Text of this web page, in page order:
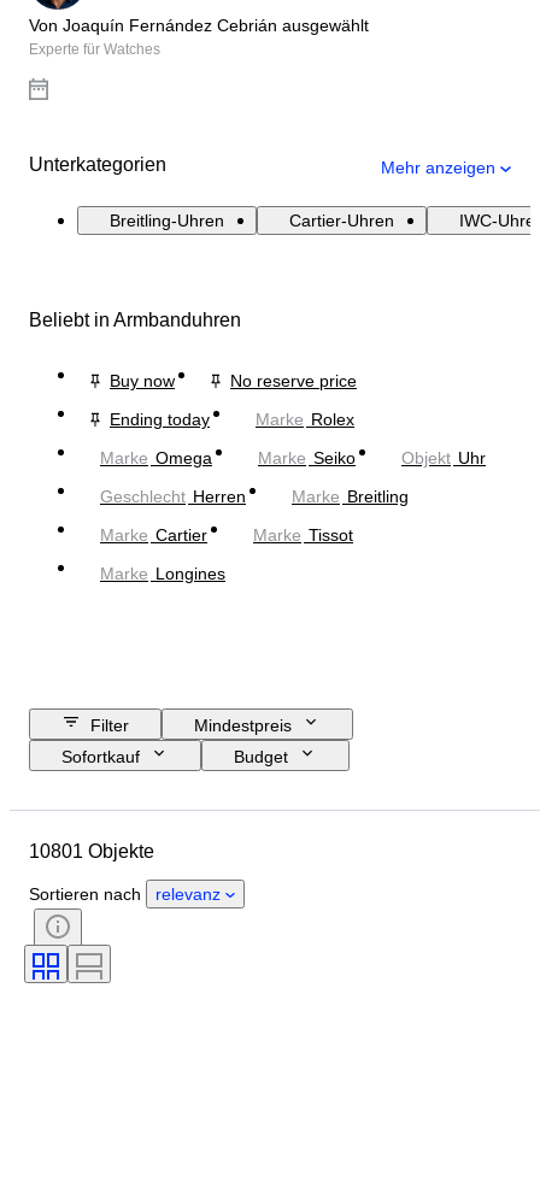
Von Joaquín Fernández Cebrián ausgewählt
Experte für Watches
Unterkategorien Mehr anzeigen
Breitling-Uhren Cartier-Uhren IWC-
Beliebt in Armbanduhren
Buy now
No reserve price
Ending today
Marke Rolex
Marke Omega Marke Seiko Objekt Uhr
Geschlecht Herren Marke Breitling
Marke Cartier Marke Tissot
Marke Longines
Filter
Mindestpreis
Sofortkauf
Budget
Länge Uhrenarmband
Herkunftsland
Geschlecht
Zustand
Zubehör
Thema
10801 Objekte
Sortieren nach relevanz